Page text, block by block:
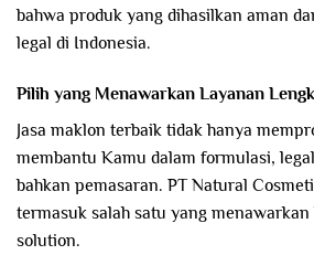
bahwa produk yang dihasilkan aman
legal di Indonesia.
Pilih yang Menawarkan Layanan
Jasa maklon terbaik tidak hanya
membantu Kamu dalam formulasi,
bahkan pemasaran. PT Natural
termasuk salah satu yang
solution.